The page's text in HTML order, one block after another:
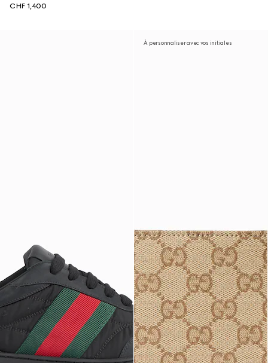
CHF 1,400
À personnaliser avec vos initiales